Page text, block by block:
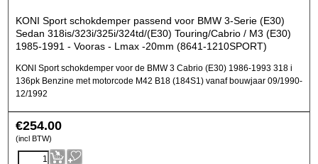
KONI Sport schokdemper passend voor BMW 3-Serie (E30)
Sedan 318is/323i/325i/324td/(E30) Touring/Cabrio / M3 (E30)
1985-1991 - Vooras - Lmax -20mm (8641-1210SPORT)
KONI Sport schokdemper voor de BMW 3 Cabrio (E30) 1986-1993 318 i
136pk Benzine met motorcode M42 B18 (184S1) vanaf bouwjaar 09/1990-
12/1992
€254.00
(incl BTW)